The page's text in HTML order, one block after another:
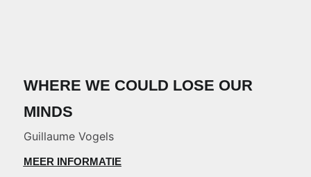
WHERE WE COULD LOSE OUR
MINDS
Guillaume Vogels
MEER INFORMATIE